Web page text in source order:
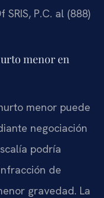
P.C. al (888)
menor en
menor puede
negociación
podría
de
gravedad. La